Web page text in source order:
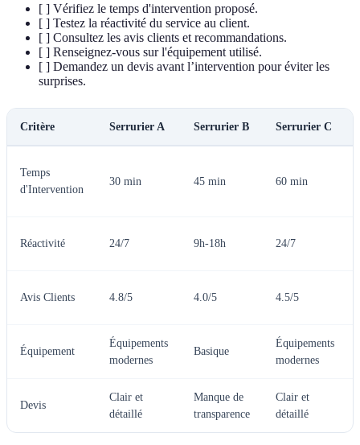
[ ] Vérifiez le temps d'intervention proposé.
[ ] Testez la réactivité du service au client.
[ ] Consultez les avis clients et recommandations.
[ ] Renseignez-vous sur l'équipement utilisé.
[ ] Demandez un devis avant l’intervention pour éviter les
surprises.
Critère Serrurier A Serrurier B Serrurier C
Temps
d'Intervention
30 min 45 min 60 min
Réactivité 24/7 9h-18h 24/7
Avis Clients 4.8/5 4.0/5 4.5/5
Équipement
Équipements
modernes
Basique
Équipements
modernes
Devis
Clair et
détaillé
Manque de
transparence
Clair et
détaillé